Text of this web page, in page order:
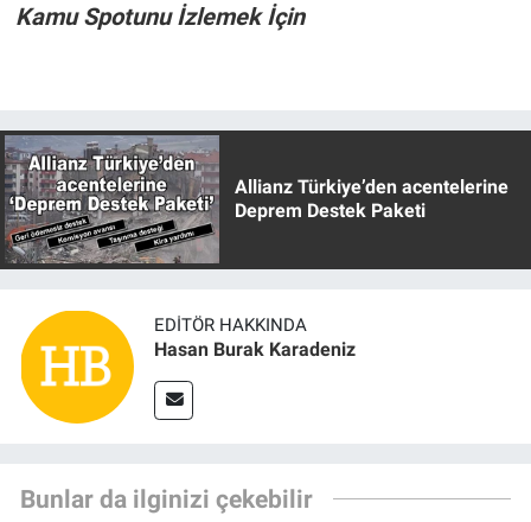
Kamu Spotunu İzlemek İçin
Allianz Türkiye’den acentelerine
Deprem Destek Paketi
EDITÖR HAKKINDA
Hasan Burak Karadeniz
Bunlar da ilginizi çekebilir